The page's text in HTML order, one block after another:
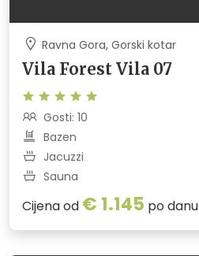
Ravna Gora, Gorski kotar
Vila Forest Vila 07
Gosti: 10
Bazen
Jacuzzi
Sauna
Cijena od € 1.145 po danu